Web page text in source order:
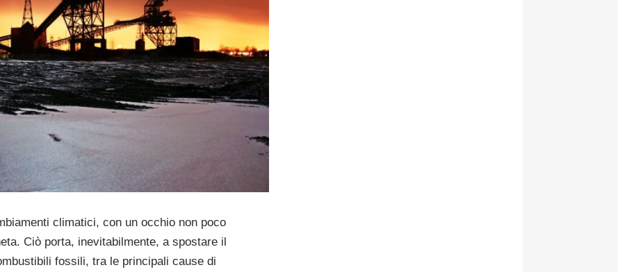
climatici, con un occhio non poco
Ciò porta, inevitabilmente, a spostare il
fossili, tra le principali cause di